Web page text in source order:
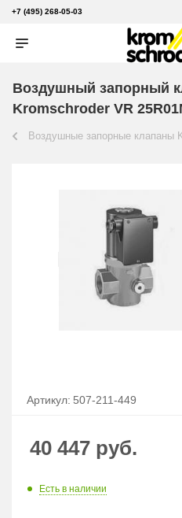
+7 (495) 268-05-03
Воздушный запорный
Kromschroder VR
Воздушные запорные клапаны
Артикул: 507-211-449
40 447 руб.
Есть в наличии